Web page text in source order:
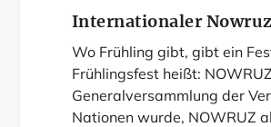
Internationaler
Wo Frühling gibt, gibt ein
Frühlingsfest heißt:
Generalversammlung der
Nationen wurde, NOWRUZ